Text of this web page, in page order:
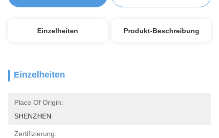
Einzelheiten Produkt-Beschreibung
Einzelheiten
Place Of Origin:
SHENZHEN
Zertifizierung: